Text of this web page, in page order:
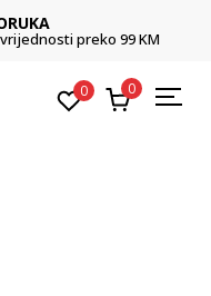
preko 99 KM
0 0